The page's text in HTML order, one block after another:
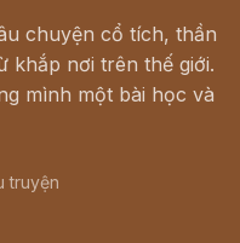
chuyện cổ tích, thần
khắp nơi trên thế giới.
mình một bài học và
truyện